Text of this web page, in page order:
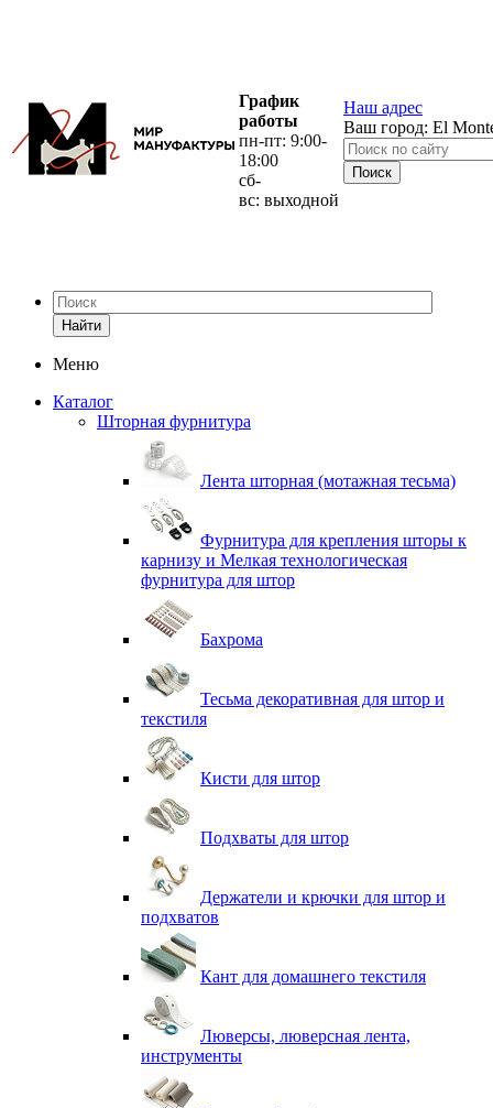
График
работы
пн-пт: 9:00-
18:00
сб-
вс: выходной
Наш адрес
Ваш город: El
Найти
Меню
Каталог
Шторная фурнитура
Лента шторная (мотажная тесьма)
Фурнитура для крепления шторы к
карнизу и Мелкая технологическая
фурнитура для штор
Бахрома
Тесьма декоративная для штор и
текстиля
Кисти для штор
Подхваты для штор
Держатели и крючки для штор и
подхватов
Кант для домашнего текстиля
Люверсы, люверсная лента,
инструменты